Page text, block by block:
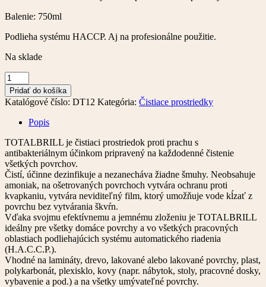
Balenie: 750ml
Podlieha systému HACCP. Aj na profesionálne použitie.
Na sklade
množstvo
TotalBrill
-
univerzálny
čistič
povrchy
Pridať do košíka
Katalógové číslo: DT12 Kategória: Čistiace prostriedky
Popis
TOTALBRILL je čistiaci prostriedok proti prachu s
antibakteriálnym účinkom pripravený na každodenné čistenie
všetkých povrchov.
Čistí, účinne dezinfikuje a nezanecháva žiadne šmuhy. Neobsahuje
amoniak, na ošetrovaných povrchoch vytvára ochranu proti
kvapkaniu, vytvára neviditeľný film, ktorý umožňuje vode kĺzať z
povrchu bez vytvárania škvŕn.
Vďaka svojmu efektívnemu a jemnému zloženiu je TOTALBRILL
ideálny pre všetky domáce povrchy a vo všetkých pracovných
oblastiach podliehajúcich systému automatického riadenia
(H.A.C.C.P.).
Vhodné na lamináty, drevo, lakované alebo lakované povrchy, plast,
polykarbonát, plexisklo, kovy (napr. nábytok, stoly, pracovné dosky,
vybavenie a pod.) a na všetky umývateľné povrchy.